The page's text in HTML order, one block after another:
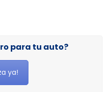
para tu auto?
ya!